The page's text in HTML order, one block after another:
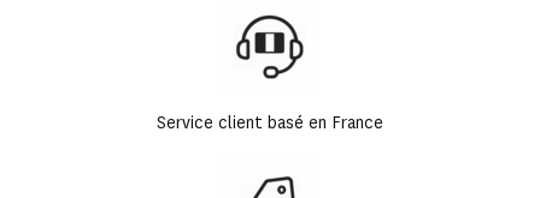
Service client basé en France